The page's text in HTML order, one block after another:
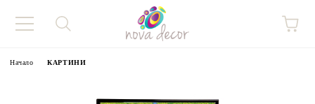
Начало КАРТИНИ